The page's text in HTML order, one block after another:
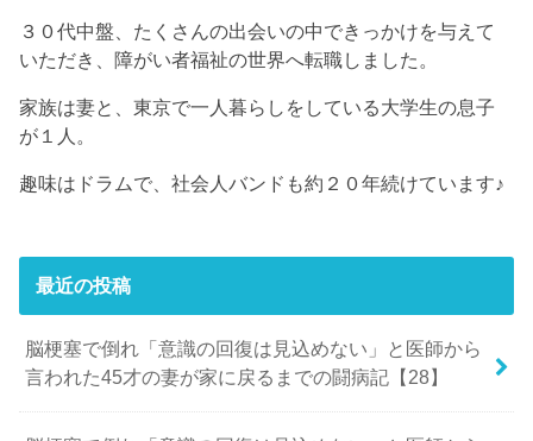
３０代中盤、たくさんの出会いの中できっかけを与えて
いただき、障がい者福祉の世界へ転職しました。
家族は妻と、東京で一人暮らしをしている大学生の息子
が１人。
趣味はドラムで、社会人バンドも約２０年続けています♪
最近の投稿
脳梗塞で倒れ「意識の回復は見込めない」と医師から
言われた45才の妻が家に戻るまでの闘病記【28】